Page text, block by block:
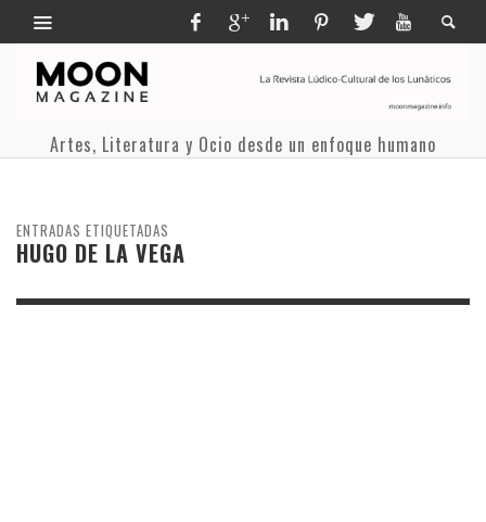
Artes, Literatura y Ocio desde un enfoque humano
ENTRADAS ETIQUETADAS
HUGO DE LA VEGA